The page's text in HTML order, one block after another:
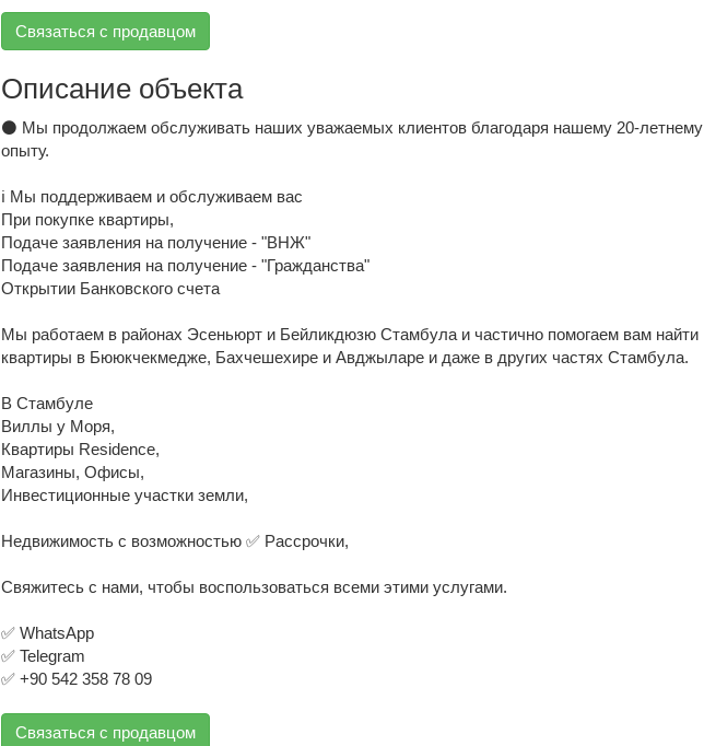
Связаться с продавцом
Описание объекта
⚫️ Мы продолжаем обслуживать наших уважаемых клиентов благодаря нашему 20-летнему
опыту.
ℹ️ Мы поддерживаем и обслуживаем вас
При покупке квартиры,
Подаче заявления на получение - "ВНЖ"
Подаче заявления на получение - "Гражданства"
Открытии Банковского счета
Мы работаем в районах Эсеньюрт и Бейликдюзю Стамбула и частично помогаем вам найти
квартиры в Бююкчекмедже, Бахчешехире и Авджыларе и даже в других частях Стамбула.
В Стамбуле
Виллы у Моря,
Квартиры Residence,
Магазины, Офисы,
Инвестиционные участки земли,
Недвижимость с возможностью ✅️ Рассрочки,
Свяжитесь с нами, чтобы воспользоваться всеми этими услугами.
✅️ WhatsApp
✅️ Telegram
✅️ +90 542 358 78 09
Связаться с продавцом